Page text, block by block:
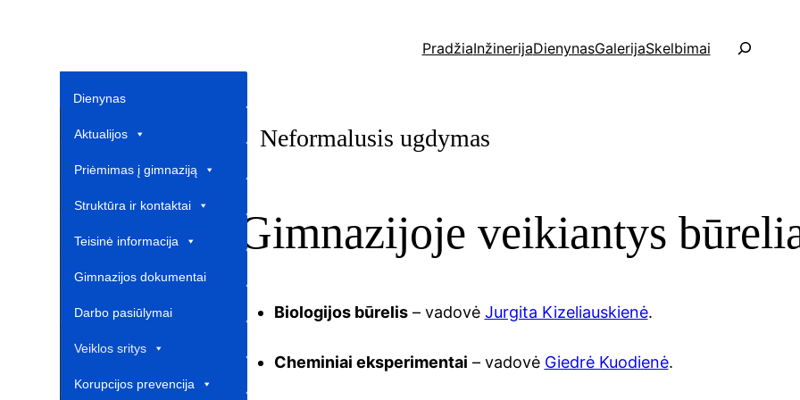
PradžiaInžinerijaDienynasGalerijaSkelbimai
a
Dienynas
Aktualijos
Priėmimas į gimnaziją
Struktūra ir kontaktai
Teisinė informacija
Gimnazijos dokumentai
Darbo pasiūlymai
Veiklos sritys
Korupcijos prevencija
Neformalusis ugdymas
Gimnazijoje veikiantys
Biologijos būrelis– vadovė Jurgita Kizeliauskienė.
Cheminiai eksperimentai – vadovė Giedrė Kuodienė.